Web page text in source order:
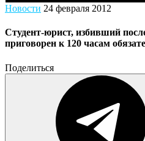
Новости 24 февраля 2012
Студент-юрист, избивший
приговорен к 120 часам
Поделиться